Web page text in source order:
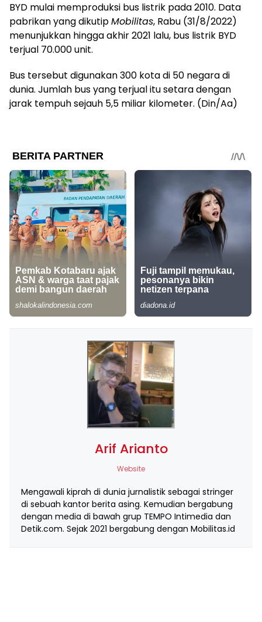
BYD mulai memproduksi bus listrik pada 2010. Data
pabrikan yang dikutipMobilitas, Rabu (31/8/2022)
menunjukkan hingga akhir 2021 lalu, bus listrik BYD
terjual 70.000 unit.
Bus tersebut digunakan 300 kota di 50 negara di
dunia. Jumlah bus yang terjual itu setara dengan
jarak tempuh sejauh 5,5 miliar kilometer. (Din/Aa)
Arif Arianto
Website
Mengawali kiprah di dunia jurnalistik sebagai stringer
di sebuah kantor berita asing. Kemudian bergabung
dengan media di bawah grup TEMPO Intimedia dan
Detik.com. Sejak 2021 bergabung dengan Mobilitas.id